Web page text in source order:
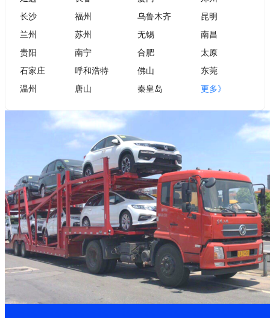
长沙
福州 乌鲁木齐
昆明
兰州
苏州 无锡
南昌
贵阳
南宁 合肥
太原
石家庄
呼和浩特 佛山
东莞
温州
唐山 秦皇岛 更多》